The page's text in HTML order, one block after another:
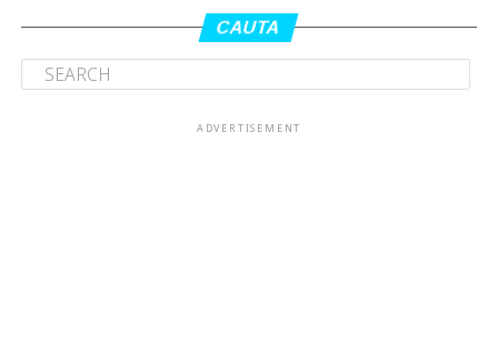
CAUTA
ADVERTISEMENT